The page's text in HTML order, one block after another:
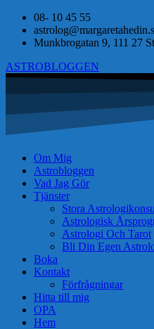
08- 10 45 55
Munkbrogatan 9, 111 27
ASTROBLOGGEN
Om Mig
Astrobloggen
Vad Jag Gör
Tjänster
Stora
Astrologisk
Astrologi Och Tarot
Bli Din Egen
Boka
Kontakt
Förfrågningar
Hitta till mig
OPA
Hem